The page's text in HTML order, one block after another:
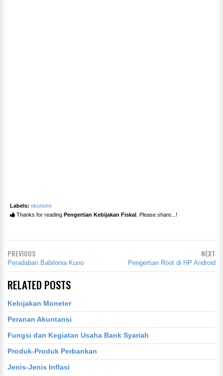
Labels: ekonomi
Thanks for reading Pengertian Kebijakan Fiskal . Please share...!
PREVIOUS
Peradaban Babilonia Kuno
NEXT
Pengertian Root di HP Android
RELATED POSTS
Kebijakan Moneter
Peranan Akuntansi
Fungsi dan Kegiatan Usaha Bank Syariah
Produk-Produk Perbankan
Jenis-Jenis Inflasi